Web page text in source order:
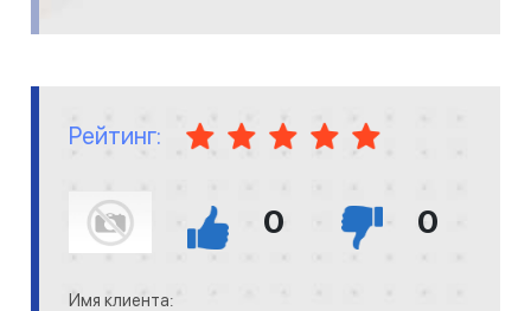
Рейтинг:
0 0
Имя клиента: